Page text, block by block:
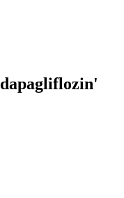
dapagliflozin'